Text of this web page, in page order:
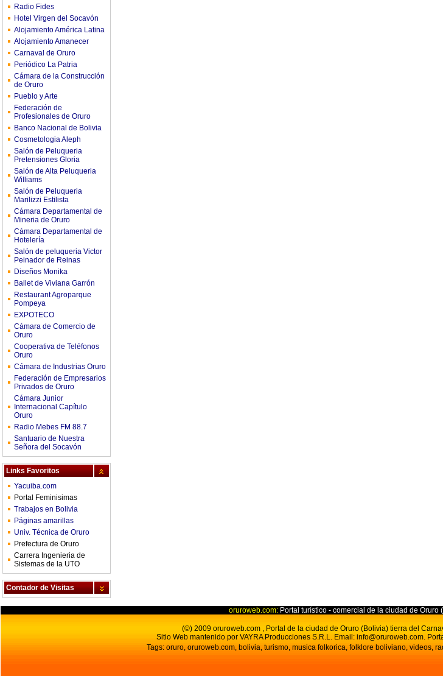
Radio Fides
Hotel Virgen del Socavón
Alojamiento América Latina
Alojamiento Amanecer
Carnaval de Oruro
Periódico La Patria
Cámara de la Construcción
de Oruro
Pueblo y Arte
Federación de
Profesionales de Oruro
Banco Nacional de Bolivia
Cosmetologia Aleph
Salón de Peluqueria
Pretensiones Gloria
Salón de Alta Peluqueria
Williams
Salón de Peluqueria
Marilizzi Estilista
Cámara Departamental de
Mineria de Oruro
Cámara Departamental de
Hotelería
Salón de peluqueria Victor
Peinador de Reinas
Diseños Monika
Ballet de Viviana Garrón
Restaurant Agroparque
Pompeya
EXPOTECO
Cámara de Comercio de
Oruro
Cooperativa de Teléfonos
Oruro
Cámara de Industrias Oruro
Federación de Empresarios
Privados de Oruro
Cámara Junior
Internacional Capítulo
Oruro
Radio Mebes FM 88.7
Santuario de Nuestra
Señora del Socavón
Links Favoritos
Yacuiba.com
Portal Feminisimas
Trabajos en Bolivia
Páginas amarillas
Univ. Técnica de Oruro
Prefectura de Oruro
Carrera Ingenieria de
Sistemas de la UTO
Contador de Visitas
oruroweb.com: Portal turístico - comercial de la ciudad de
(©) 2009 oruroweb.com , Portal de la ciudad de Oruro (Bolivia) tierra del
Sitio Web mantenido por VAYRA Producciones S.R.L. Email: info@oruroweb.com.
Tags: oruro, oruroweb.com, bolivia, turismo, musica folkorica, folklore boliviano, videos,